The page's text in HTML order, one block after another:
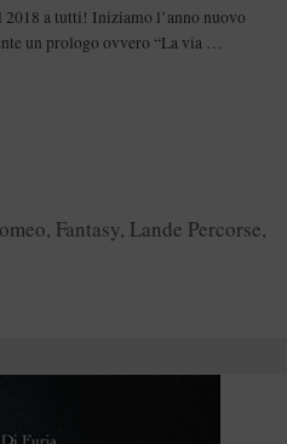
a tutti! Iniziamo l’anno nuovo
un prologo ovvero “La via …
, Fantasy, Lande Percorse,